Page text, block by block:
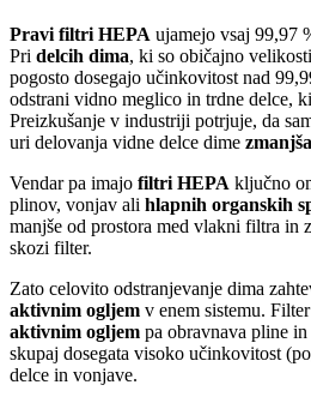
Pravi filtri HEPA ujamejo vsaj 99,97
Pri delcih dima, ki so običajno
pogosto dosegajo učinkovitost nad
odstrani vidno meglico in trdne delce,
Preizkušanje v industriji potrjuje, da
uri delovanja vidne delce dime
Vendar pa imajo filtri HEPA ključno
plinov, vonjav ali hlapnih organskih
manjše od prostora med vlakni filtra in
skozi filter.
Zato celovito odstranjevanje dima
aktivnim ogljem v enem sistemu.
aktivnim ogljem pa obravnava pline
skupaj dosegata visoko učinkovitost
delce in vonjave.